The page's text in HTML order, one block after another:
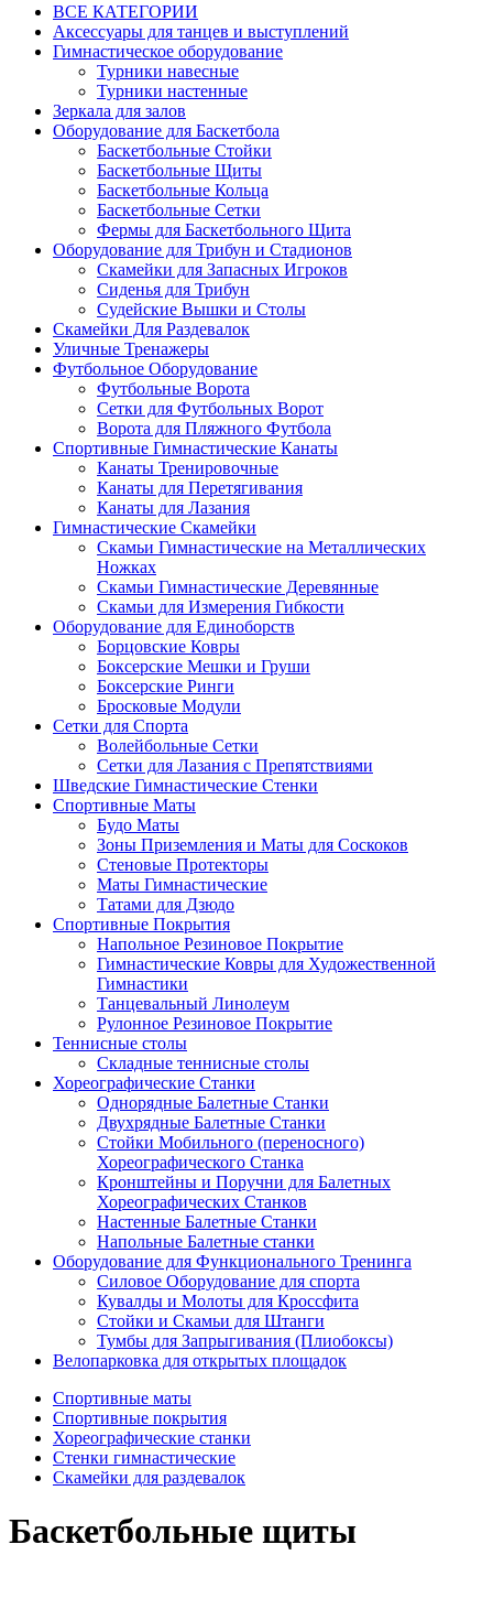
ВСЕ КАТЕГОРИИ
Аксессуары для танцев и выступлений
Гимнастическое оборудование
Турники навесные
Турники настенные
Зеркала для залов
Оборудование для Баскетбола
Баскетбольные Стойки
Баскетбольные Щиты
Баскетбольные Кольца
Баскетбольные Сетки
Фермы для Баскетбольного Щита
Оборудование для Трибун и Стадионов
Скамейки для Запасных Игроков
Сиденья для Трибун
Судейские Вышки и Столы
Скамейки Для Раздевалок
Уличные Тренажеры
Футбольное Оборудование
Футбольные Ворота
Сетки для Футбольных Ворот
Ворота для Пляжного Футбола
Спортивные Гимнастические Канаты
Канаты Тренировочные
Канаты для Перетягивания
Канаты для Лазания
Гимнастические Скамейки
Скамьи Гимнастические на Металлических
Ножках
Скамьи Гимнастические Деревянные
Скамьи для Измерения Гибкости
Оборудование для Единоборств
Борцовские Ковры
Боксерские Мешки и Груши
Боксерские Ринги
Бросковые Модули
Сетки для Спорта
Волейбольные Сетки
Сетки для Лазания с Препятствиями
Шведские Гимнастические Стенки
Спортивные Маты
Будо Маты
Зоны Приземления и Маты для Соскоков
Стеновые Протекторы
Маты Гимнастические
Татами для Дзюдо
Спортивные Покрытия
Напольное Резиновое Покрытие
Гимнастические Ковры для Художественной
Гимнастики
Танцевальный Линолеум
Рулонное Резиновое Покрытие
Теннисные столы
Складные теннисные столы
Хореографические Станки
Однорядные Балетные Станки
Двухрядные Балетные Станки
Стойки Мобильного (переносного)
Хореографического Станка
Кронштейны и Поручни для Балетных
Хореографических Станков
Настенные Балетные Станки
Напольные Балетные станки
Оборудование для Функционального Тренинга
Силовое Оборудование для спорта
Кувалды и Молоты для Кроссфита
Стойки и Скамьи для Штанги
Тумбы для Запрыгивания (Плиобоксы)
Велопарковка для открытых площадок
Спортивные маты
Спортивные покрытия
Хореографические станки
Стенки гимнастические
Скамейки для раздевалок
Баскетбольные щиты